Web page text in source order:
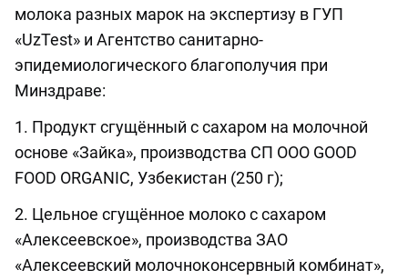
молока разных марок на экспертизу в ГУП
«UzTest» и Агентство санитарно-
эпидемиологического благополучия при
Минздраве:
1. Продукт сгущённый с сахаром на молочной
основе «Зайка», производства СП ООО GOOD
FOOD ORGANIC, Узбекистан (250 г);
2. Цельное сгущённое молоко с сахаром
«Алексеевское», производства ЗАО
«Алексеевский молочноконсервный комбинат»,